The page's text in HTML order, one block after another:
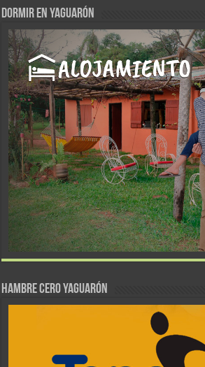
DORMIR EN YAGUARÓN
Hambre Cero Yaguarón